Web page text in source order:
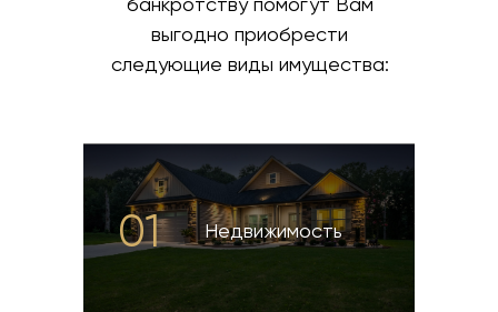
Недвижимость
01
выгодно приобрести
следующие виды имущества: